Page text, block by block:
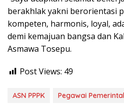
berakhlak yakni berorientasi
kompeten, harmonis, loyal,
demi kemajuan bangsa dan
Asmawa Tosepu.
Post Views: 49
ASN PPPK
Pegawai